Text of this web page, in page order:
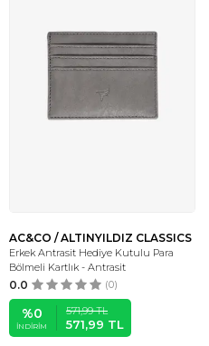
AC&CO / ALTINYILDIZ CLASSICS
Erkek Antrasit Hediye Kutulu Para
Bölmeli Kartlık - Antrasit
0.0 (0)
%0
İNDIRIM
571,99TL
571,99 TL